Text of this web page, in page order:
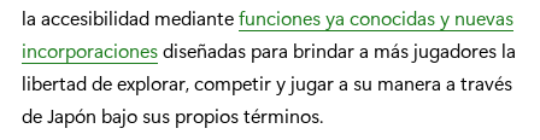
la accesibilidad mediantefunciones ya conocidas y nuevas
incorporacionesdiseñadas para brindar a más jugadores la
libertad de explorar, competir y jugar a su manera a través
de Japón bajo sus propios términos.